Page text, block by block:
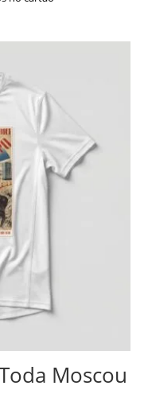
Moscou